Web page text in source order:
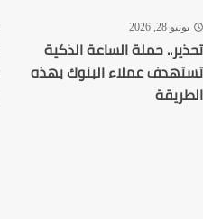
28, 2026
حملة الساعة الذكية
عملاء البنوك بهذه